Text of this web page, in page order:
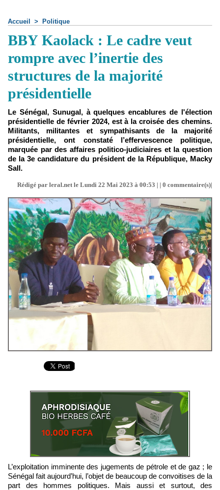
Accueil > Politique
BBY Kaolack : Le cadre veut
rompre avec l’inertie des
structures de la majorité
présidentielle
Le Sénégal, Sunugal, à quelques encablures de l'élection
présidentielle de février 2024, est à la croisée des chemins.
Militants, militantes et sympathisants de la majorité
présidentielle, ont constaté l’effervescence politique,
marquée par des affaires politico-judiciaires et la question
de la 3e candidature du président de la République, Macky
Sall.
Rédigé par leral.net le Lundi 22 Mai 2023 à 00:53 | | 0 commentaire(s)|
L’exploitation imminente des jugements de pétrole et de gaz ; le
Sénégal fait aujourd’hui, l’objet de beaucoup de convoitises de la
part des hommes politiques. Mais aussi et surtout, des